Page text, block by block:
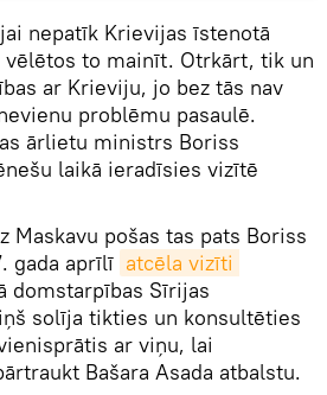
nepatīk Krievijas īstenotā
vēlētos to mainīt. Otrkārt, tik un
ar Krieviju, jo bez tās nav
problēmu pasaulē.
ārlietu ministrs Boriss
laikā ieradīsies vizītē
Maskavu pošas tas pats Boriss
gada aprīlī atcēla vizīti
domstarpības Sīrijas
solīja tikties un konsultēties
ar viņu, lai
Bašara Asada atbalstu.